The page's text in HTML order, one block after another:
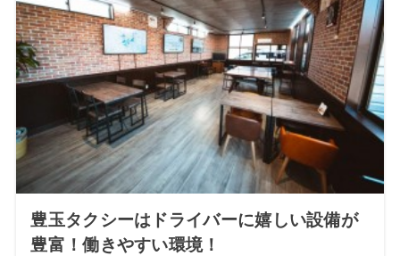
豊玉タクシーはドライバーに嬉しい設備が
豊富！働きやすい環境！